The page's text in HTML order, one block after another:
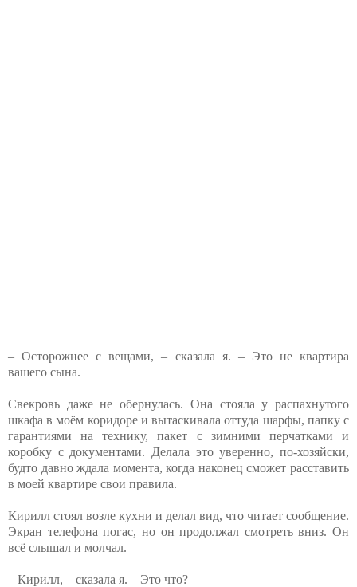
– Осторожнее с вещами, – сказала я. – Это не квартира
вашего сына.
Свекровь даже не обернулась. Она стояла у распахнутого
шкафа в моём коридоре и вытаскивала оттуда шарфы, папку с
гарантиями на технику, пакет с зимними перчатками и
коробку с документами. Делала это уверенно, по-хозяйски,
будто давно ждала момента, когда наконец сможет расставить
в моей квартире свои правила.
Кирилл стоял возле кухни и делал вид, что читает сообщение.
Экран телефона погас, но он продолжал смотреть вниз. Он
всё слышал и молчал.
– Кирилл, – сказала я. – Это что?